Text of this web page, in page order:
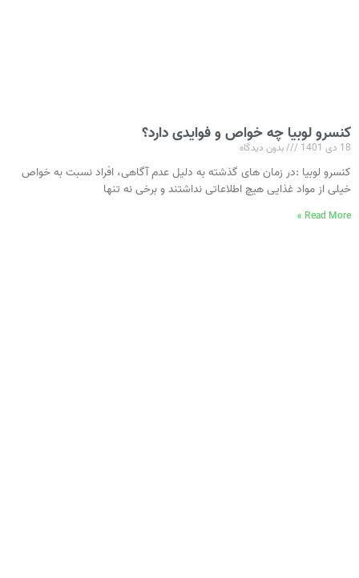
کنسرو لوبیا چه خواص و فوایدی دارد؟
18 دی 1401 بدون دیدگاه
کنسرو لوبیا :در زمان‌ های گذشته به دلیل عدم آگاهی، افراد نسبت‌ به خواص
خیلی از مواد غذایی هیچ اطلاعاتی نداشتند و برخی نه‌ تنها
Read More »